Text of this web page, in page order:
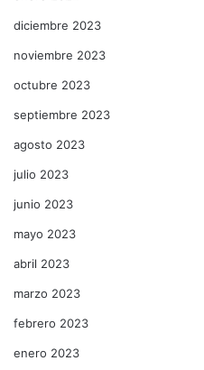
diciembre 2023
noviembre 2023
octubre 2023
septiembre 2023
agosto 2023
julio 2023
junio 2023
mayo 2023
abril 2023
marzo 2023
febrero 2023
enero 2023